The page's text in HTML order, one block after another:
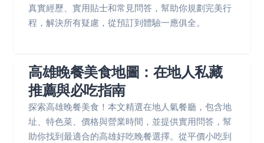
真實經歷、實用貼士和常見問答，幫助你規劃完美行
程，解決所有疑慮，從預訂到體驗一應俱全。
高雄晚餐美食地圖：在地人私藏
推薦與必吃指南
探索高雄晚餐美食！本文精選在地人氣餐廳，包含地
址、特色菜、價格與營業時間，並提供實用問答，幫
助你找到最適合的高雄好吃晚餐選擇。從平價小吃到